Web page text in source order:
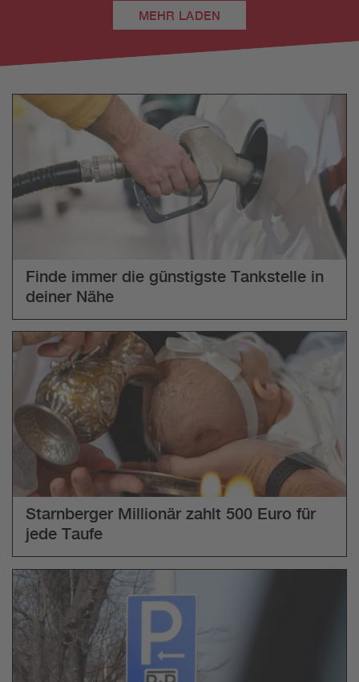
MEHR LADEN
Finde immer die günstigste Tankstelle in
deiner Nähe
Starnberger Millionär zahlt 500 Euro für
jede Taufe